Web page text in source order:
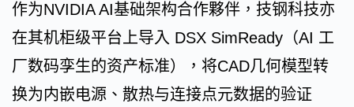
作为NVIDIA AI基础架构合作夥伴，技钢科技亦
在其机柜级平台上导入 DSX SimReady（AI 工
厂数码孪生的资产标准），将CAD几何模型转
换为内嵌电源、散热与连接点元数据的验证